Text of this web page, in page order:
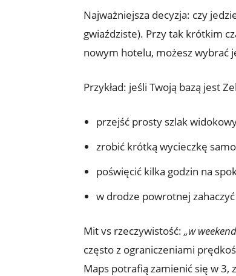
Najważniejsza decyzja: czy
gwiaździste). Przy tak krótkim
nowym hotelu, możesz wybrać
Przykład: jeśli Twoją bazą jest
przejść prosty szlak
zrobić krótką wycieczkę
poświęcić kilka godzin na
w drodze powrotnej
Mit vs rzeczywistość: „w
często z ograniczeniami
Maps potrafią zamienić się w 3,